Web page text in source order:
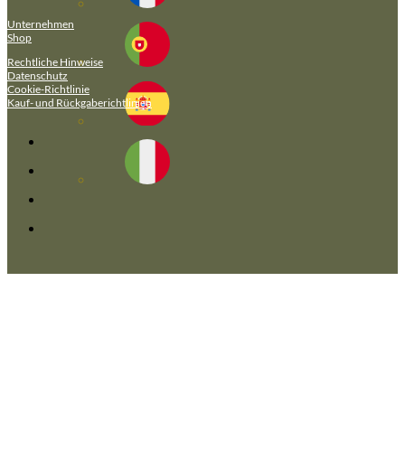
Unternehmen
Shop
Rechtliche Hinweise
Datenschutz
Cookie-Richtlinie
Kauf- und Rückgaberichtlinien